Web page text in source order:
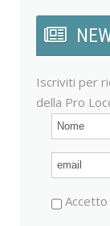
Iscriviti per
della Pro
Accetto